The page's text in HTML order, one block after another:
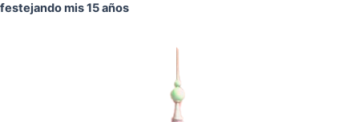
festejando mis 15 años